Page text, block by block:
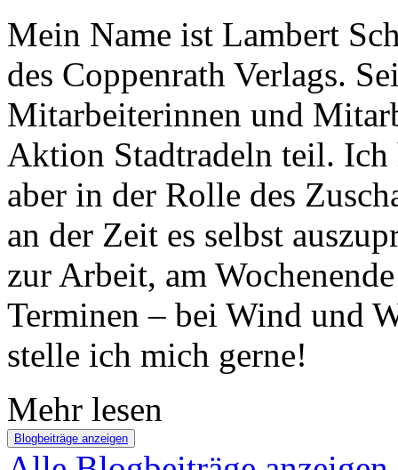
Mein Name ist Lambert
des Coppenrath Verlags.
Mitarbeiterinnen und
Aktion Stadtradeln teil. Ich
aber in der Rolle des
an der Zeit es selbst
zur Arbeit, am
Terminen – bei Wind und
stelle ich mich gerne!
Mehr lesen
Blogbeiträge anzeigen